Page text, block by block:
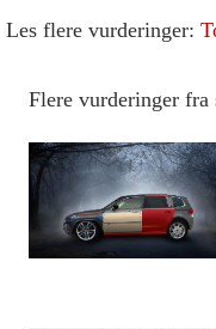
Les flere vurderinger:
Flere vurderinger fra